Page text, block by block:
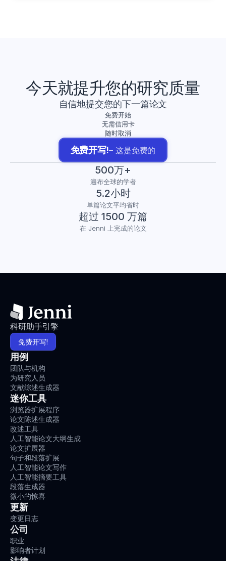
今天就提升您的研究质量
自信地提交您的下一篇论文
免费开始
无需信用卡
随时取消
免费开写!– 这是免费的
500万+
遍布全球的学者
5.2小时
单篇论文平均省时
超过 1500 万篇
在 Jenni 上完成的论文
科研助手引擎
免费开写!
用例
团队与机构
为研究人员
文献综述生成器
迷你工具
浏览器扩展程序
论文陈述生成器
改述工具
人工智能论文大纲生成
论文扩展器
句子和段落扩展
人工智能论文写作
人工智能摘要工具
段落生成器
微小的惊喜
更新
变更日志
公司
职业
影响者计划